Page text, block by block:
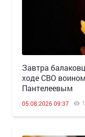
Завтра
ходе СВО
Пантелеевым
05.08.2026 09:37